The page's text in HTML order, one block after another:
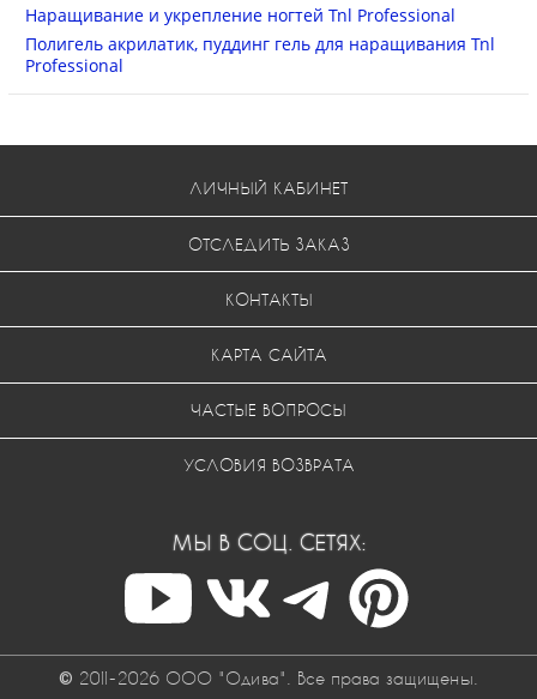
Наращивание и укрепление ногтей Tnl Professional
Полигель акрилатик, пуддинг гель для наращивания Tnl
Professional
ЛИЧНЫЙ КАБИНЕТ
ОТСЛЕДИТЬ ЗАКАЗ
КОНТАКТЫ
КАРТА САЙТА
ЧАСТЫЕ ВОПРОСЫ
УСЛОВИЯ ВОЗВРАТА
МЫ В СОЦ. СЕТЯХ:
© 2011-2026 ООО "Одива". Все права защищены.